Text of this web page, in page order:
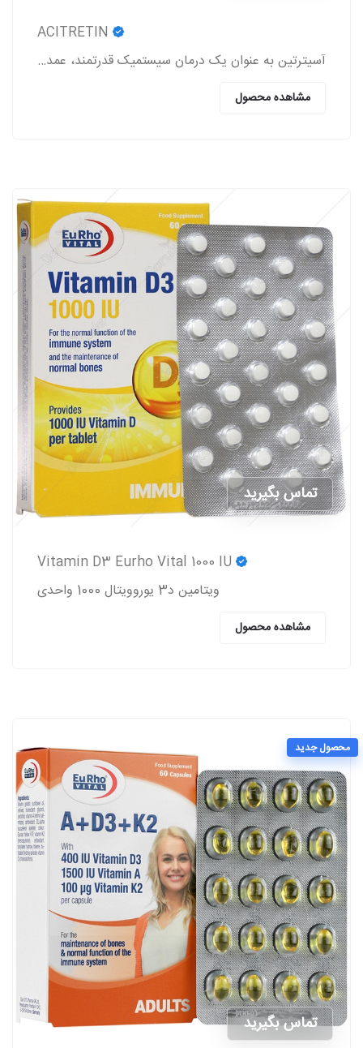
آسیترتین به عنوان یک درمان سیستمیک قدرتمند، عمدتاً در مدیریت اختلالات شدید کراتینیزاسیون پوست به کار می‌رود.
مشاهده محصول
تماس بگیرید
ویتامین د3 یوروویتال 1000 واحدی
مشاهده محصول
محصول جدید
تماس بگیرید